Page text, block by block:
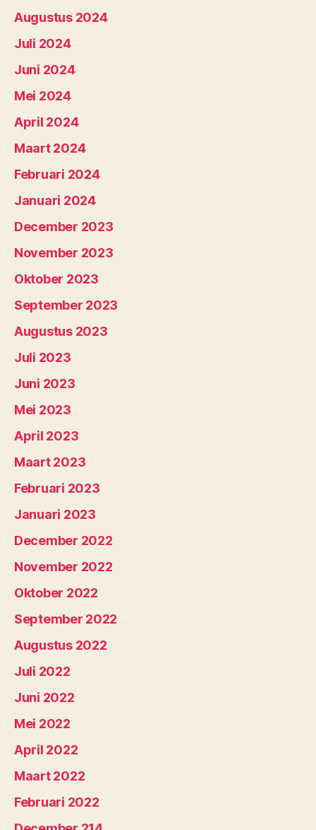
Augustus 2024
Juli 2024
Juni 2024
Mei 2024
April 2024
Maart 2024
Februari 2024
Januari 2024
December 2023
November 2023
Oktober 2023
September 2023
Augustus 2023
Juli 2023
Juni 2023
Mei 2023
April 2023
Maart 2023
Februari 2023
Januari 2023
December 2022
November 2022
Oktober 2022
September 2022
Augustus 2022
Juli 2022
Juni 2022
Mei 2022
April 2022
Maart 2022
Februari 2022